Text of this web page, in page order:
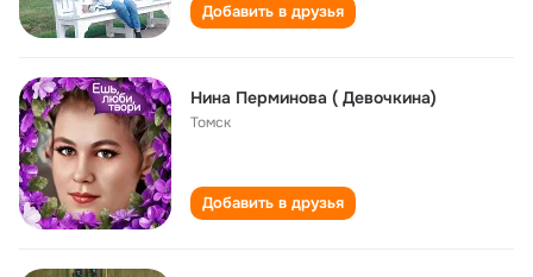
Добавить в друзья
Нина Перминова ( Девочкина)
Томск
Добавить в друзья